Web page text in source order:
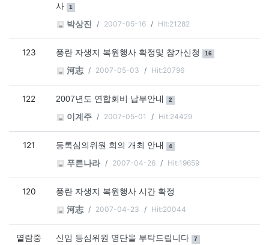
사 댓글
1
박상진 2007-05-16 Hit:21282
123 풍란 자생지 복원행사 확정및 참가신청 댓글
16
河志 2007-05-03 Hit:20796
122 2007년도 연합회비 납부안내 댓글
2
이계주 2007-05-01 Hit:24429
121 등록심의위원 회의 개최 안내 댓글
4
푸른나라 2007-04-26 Hit:19659
120
풍란 자생지 복원행사 시간 확정
河志
2007-04-23 Hit:20044
열람중 신임 등심위원 명단을 부탁드립니다 댓글
7